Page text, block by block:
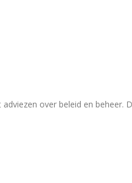
over beleid en beheer.